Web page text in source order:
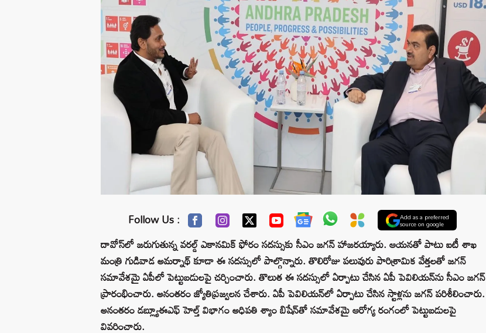
Follow Us : Add as a preferred
source on google
దావోస్‌లో జరుగుతున్న వరల్డ్ ఎకానమిక్ ఫోరం సదస్సుకు సీఎం జగన్ హాజరయ్యారు. ఆయనతో పాటు ఐటీ శాఖ
మంత్రి గుడివాడ అమర్నాథ్ కూడా ఈ సదస్సులో పాల్గొన్నారు. తొలిరోజు పలువురు పారిశ్రామిక వేత్తలతో జగన్
సమావేశమై ఏపీలో పెట్టుబడులపై చర్చించారు. తొలుత ఈ సదస్సులో ఏర్పాటు చేసిన ఏపీ పెవిలియన్‌ను సీఎం జగన్‌
ప్రారంభించారు. అనంతరం జ్యోతిప్రజ్వలన చేశారు. ఏపీ పెవిలియన్‌లో ఏర్పాటు చేసిన స్టాళ్లను జగన్ పరిశీలించారు.
అనంతరం డబ్ల్యూఈఎఫ్ హెల్త్ విభాగం అధిపతి శ్యాం బిషేన్‌తో సమావేశమై ఆరోగ్య రంగంలో పెట్టుబడులపై
వివరించారు.